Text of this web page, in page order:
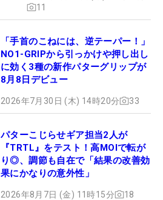
11
「手首のこねには、逆テーパー！」
NO1-GRIPから引っかけや押し出し
に効く3種の新作パターグリップが
8月8日デビュー
2026年7月30日 (木) 14時20分 33
パターこじらせギア担当2人が
『TRTL』をテスト！高MOIで転が
り◎、調節も自在で「結果の改善効
果にかなりの意外性」
2026年8月7日 (金) 11時15分 18